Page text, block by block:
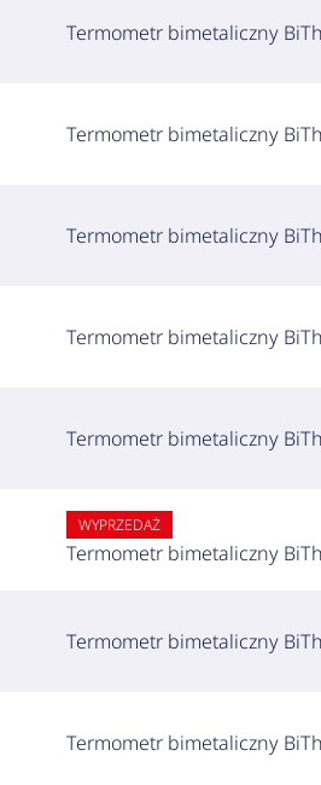
Termometr bimetaliczny
Termometr bimetaliczny
Termometr bimetaliczny
Termometr bimetaliczny
Termometr bimetaliczny
WYPRZEDAŻ
Termometr bimetaliczny
Termometr bimetaliczny
Termometr bimetaliczny